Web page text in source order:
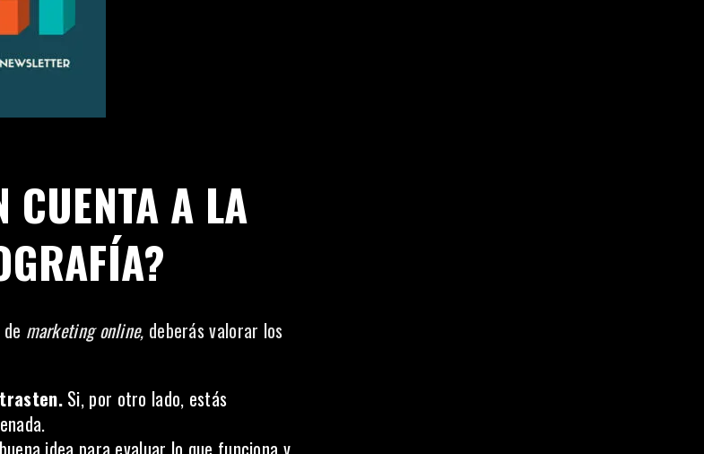
CUENTA A LA
marketing online, deberás valorar los
Si, por otro lado, estás
idea para evaluar lo que funciona y